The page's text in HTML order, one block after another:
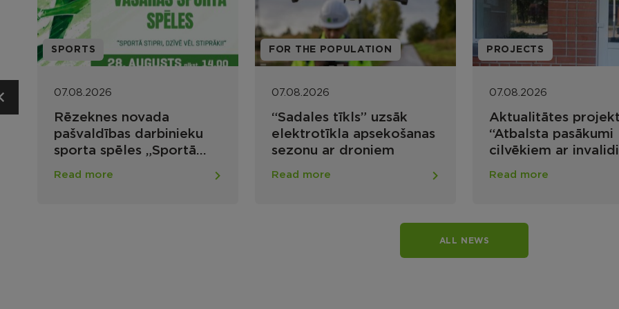
FOR THE POPULATION
07.08.2026
“Sadales tīkls” uzsāk
elektrotīkla apsekošanas
sezonu ar droniem
Read more
PROJECTS
07.08.2026
Aktualitātes projekta
“Atbalsta pasākumi
cilvēkiem ar invaliditāti
mājokļu un publiskās
Read more
PROJECTS
07.08.2026
Projekta ietvaros
būvdarbi vides
pieejamības
nodrošināšanai
apvienības
Read more
ALL NEWS